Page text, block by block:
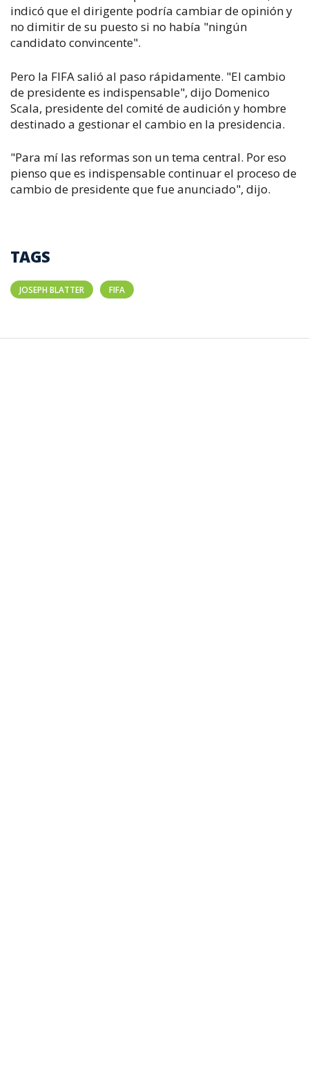
indicó que el dirigente podría cambiar de opinión y
no dimitir de su puesto si no había "ningún
candidato convincente".
Pero la FIFA salió al paso rápidamente. "El cambio
de presidente es indispensable", dijo Domenico
Scala, presidente del comité de audición y hombre
destinado a gestionar el cambio en la presidencia.
"Para mí las reformas son un tema central. Por eso
pienso que es indispensable continuar el proceso de
cambio de presidente que fue anunciado", dijo.
TAGS
JOSEPH BLATTER FIFA